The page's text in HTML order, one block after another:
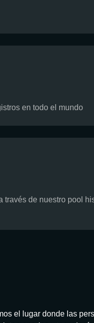
en todo el mundo
través de nuestro pool
el lugar donde las